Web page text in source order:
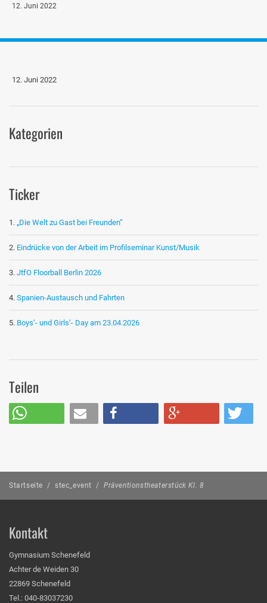
12. Juni 2022
12. Juni 2022
Kategorien
Ticker
„Die Welt zu Gast bei Freunden“
Eindrücke von der Arbeit im Profilseminar Kunst/Musik
JtfO Floorball Berlin 2026
Spanien-Austausch und Fahrten
Boys‘- und Girls‘- Day am 23.04.2026
Teilen
Startseite / stec_event / Präventionstheaterstück Kl. 8
Kontakt
Gymnasium Schenefeld
Achter de Weiden 30
22869 Schenefeld
Tel.: 040-83037230